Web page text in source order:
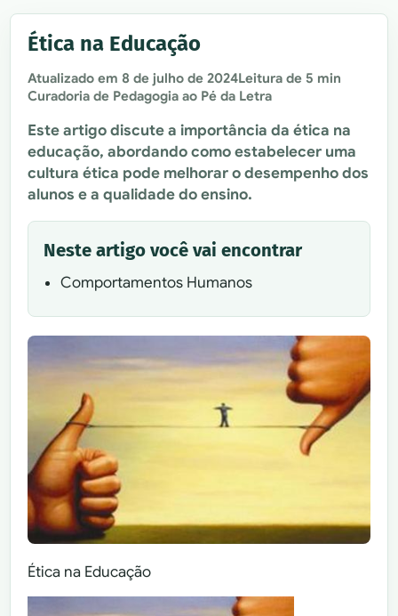
Ética na Educação
Atualizado em 8 de julho de 2024Leitura de 5 min
Curadoria de Pedagogia ao Pé da Letra
Este artigo discute a importância da ética na
educação, abordando como estabelecer uma
cultura ética pode melhorar o desempenho dos
alunos e a qualidade do ensino.
Neste artigo você vai encontrar
Comportamentos Humanos
Ética na Educação